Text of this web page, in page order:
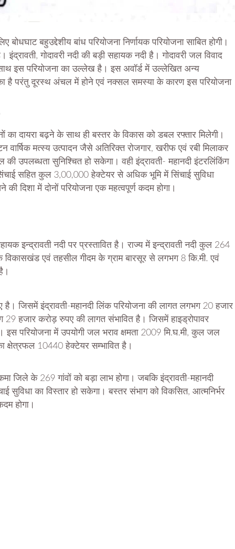
बहुउद्देशीय बांध परियोजना निर्णायक परियोजना साबित होगी।
गोदावरी नदी की बड़ी सहायक नदी है। गोदावरी जल विवाद
इस परियोजना का उल्लेख है। इस अवॉर्ड में उल्लेखित अन्य
है परंतु दूरस्थ अंचल में होने एवं नक्सल समस्या के कारण इस परियोजना
का दायरा बढ़ने के साथ ही बस्तर के विकास को डबल रफ्तार मिलेगी।
वार्षिक मत्स्य उत्पादन जैसे अतिरिक्त रोजगार, खरीफ एवं रबी मिलाकर
उपलब्धता सुनिश्चित हो सकेगा। वही इंद्रावती- महानदी इंटरलिंकिंग
सहित कुल 3,00,000 हेक्टेयर से अधिक भूमि में सिंचाई सुविधा
दिशा में दोनों परियोजना एक महत्वपूर्ण कदम होगा।
इन्द्रावती नदी पर प्रस्तावित है। राज्य में इन्द्रावती नदी कुल 264
विकासखंड एवं तहसील गीदम के ग्राम बारसूर से लगभग 8 कि.मी. एवं
जिसमें इंद्रावती-महानदी लिंक परियोजना की लागत लगभग 20 हजार
29 हजार करोड़ रुपए की लागत संभावित है। जिसमें हाइड्रोपावर
इस परियोजना में उपयोगी जल भराव क्षमता 2009 मि.घ.मी, कुल जल
क्षेत्रफल 10440 हेक्टेयर सम्भावित है।
जिले के 269 गांवों को बड़ा लाभ होगा। जबकि इंद्रावती-महानदी
सुविधा का विस्तार हो सकेगा। बस्तर संभाग को विकसित, आत्मनिर्भर
होगा।